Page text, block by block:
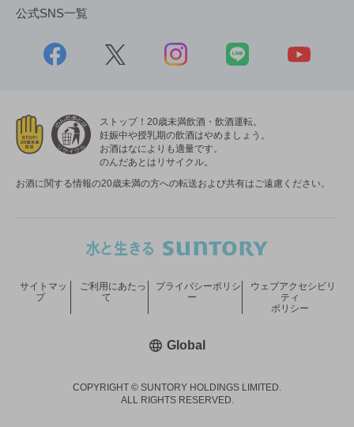
公式SNS一覧
ストップ！20歳未満飲酒・飲酒運転。
妊娠中や授乳期の飲酒はやめましょう。
お酒はなによりも適量です。
のんだあとはリサイクル。
お酒に関する情報の20歳未満の方への転送および共有はご遠慮ください。
COPYRIGHT © SUNTORY HOLDINGS LIMITED.
ALL RIGHTS RESERVED.
サイトマッ
プ
ご利用にあたっ
て
プライバシーポリシ
ー
ウェブアクセシビリ
ティ
ポリシー
Global新しいウィンドウで開く